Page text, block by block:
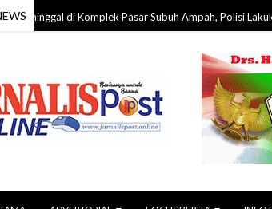
di Komplek Pasar Subuh Ampah, Polisi Lakukan